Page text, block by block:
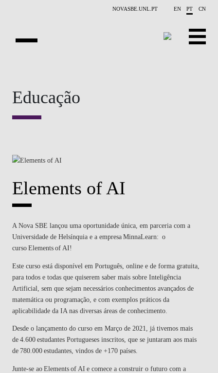
NOVASBE.UNL.PT EN PT CN
X-COLLIDER
OPORTUNIDADES
CONTACTOS
EVENTOS
PUBLICAÇÕES
EQUIPA
NOTÍCIAS
Educação
Elements of AI
A Nova SBE lançou uma oportunidade única, em parceria com a
Universidade de Helsínquia e a empresa MinnaLearn: o
curso Elements of AI!
Este curso está disponível em Português, online e de forma gratuita,
para todos e todas que quiserem saber mais sobre Inteligência
Artificial, sem que sejam necessários conhecimentos avançados de
matemática ou programação, e com exemplos práticos da
aplicabilidade da IA nas diversas áreas de conhecimento.
Desde o lançamento do curso em Março de 2021, já tivemos mais
de 4.600 estudantes Portugueses inscritos, que se juntaram aos mais
de 780.000 estudantes, vindos de +170 países.
Junte-se ao Elements of AI e comece a construir o futuro com a